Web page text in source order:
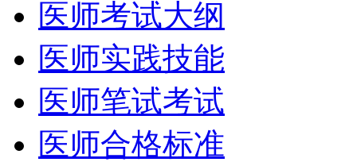
医师考试大纲
医师实践技能
医师笔试考试
医师合格标准